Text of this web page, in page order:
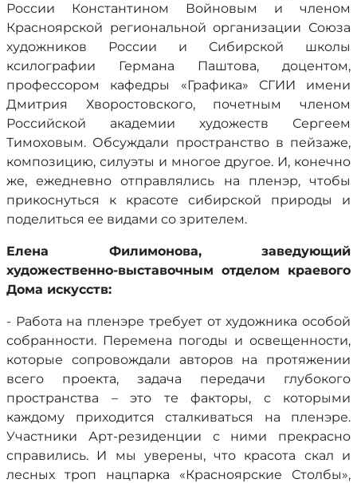
России Константином Войновым и членом
Красноярской региональной организации Союза
художников России и Сибирской школы
ксилографии Германа Паштова, доцентом,
профессором кафедры «Графика» СГИИ имени
Дмитрия Хворостовского, почетным членом
Российской академии художеств Сергеем
Тимоховым. Обсуждали пространство в пейзаже,
композицию, силуэты и многое другое. И, конечно
же, ежедневно отправлялись на пленэр, чтобы
прикоснуться к красоте сибирской природы и
поделиться ее видами со зрителем.
Елена Филимонова, заведующий
художественно-выставочным отделом краевого
Дома искусств:
- Работа на пленэре требует от художника особой
собранности. Перемена погоды и освещенности,
которые сопровождали авторов на протяжении
всего проекта, задача передачи глубокого
пространства – это те факторы, с которыми
каждому приходится сталкиваться на пленэре.
Участники Арт-резиденции с ними прекрасно
справились. И мы уверены, что красота скал и
лесных троп нацпарка «Красноярские Столбы»,